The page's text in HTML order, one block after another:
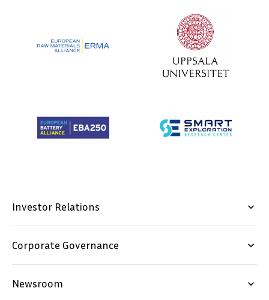
Investor Relations keyboard_arrow_down
Corporate Governance keyboard_arrow_down
Newsroom keyboard_arrow_down